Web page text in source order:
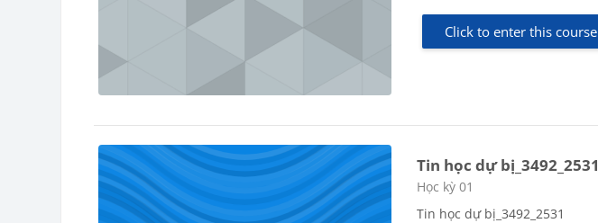
Click to enter this course
Tin học dự bị_3492_2531
Course category
Học kỳ 01
Tin học dự bị_3492_2531